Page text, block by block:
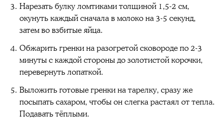
Нарезать булку ломтиками толщиной 1,5-2 см,
окунуть каждый сначала в молоко на 3-5 секунд,
затем во взбитые яйца.
Обжарить гренки на разогретой сковороде по 2-3
минуты с каждой стороны до золотистой корочки,
перевернуть лопаткой.
Выложить готовые гренки на тарелку, сразу же
посыпать сахаром, чтобы он слегка растаял от тепла.
Подавать тёплыми.